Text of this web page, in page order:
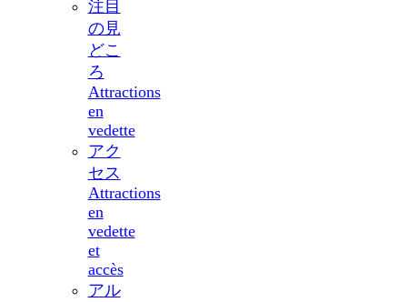
注目
の見
どこ
ろ
Attractions
en
vedette
アク
セス
Attractions
en
vedette
et
accès
アル